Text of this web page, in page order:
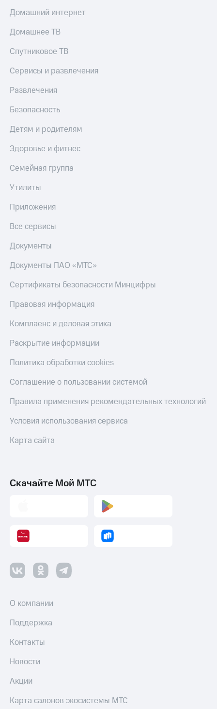
Домашний интернет
Домашнее ТВ
Спутниковое ТВ
Сервисы и развлечения
Развлечения
Безопасность
Детям и родителям
Здоровье и фитнес
Семейная группа
Утилиты
Приложения
Все сервисы
Документы
Документы ПАО «МТС»
Сертификаты безопасности Минцифры
Правовая информация
Комплаенс и деловая этика
Раскрытие информации
Политика обработки cookies
Соглашение о пользовании системой
Правила применения рекомендательных технологий
Условия использования сервиса
Карта сайта
Скачайте Мой МТС
О компании
Поддержка
Контакты
Новости
Акции
Карта салонов экосистемы МТС